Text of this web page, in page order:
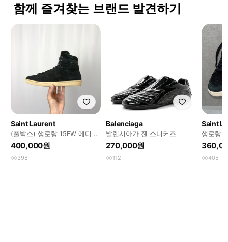
함께 즐겨찾는 브랜드 발견하기
Saint Laurent
(풀박스) 생로랑 15FW 에디 슬
리먼 하이탑 스니커즈
400,000원
398
Balenciaga
발렌시아가 젠 스니커즈
270,000원
112
Saint
생로랑
이탑 스
405